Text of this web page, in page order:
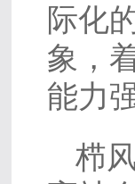
际化
象，
能力
栉